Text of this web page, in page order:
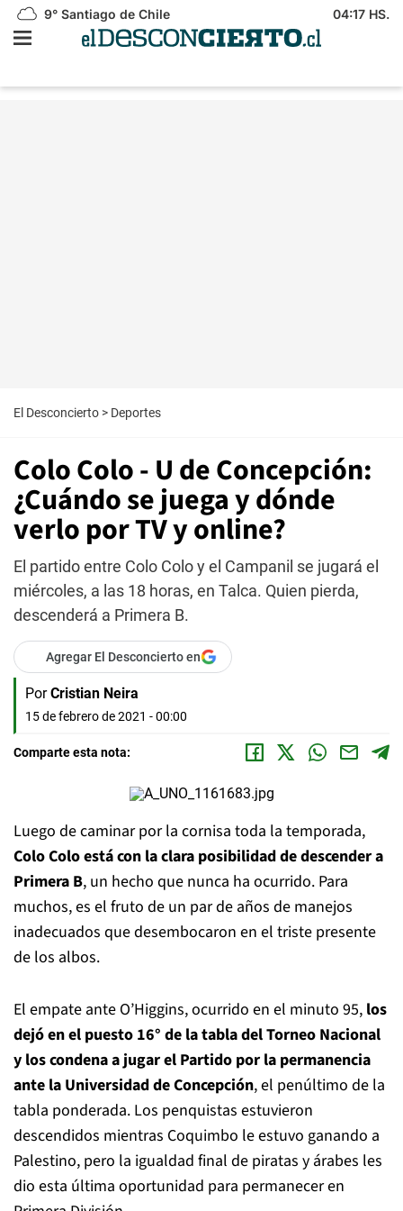
9° Santiago de Chile 04:17 HS.
El Desconcierto > Deportes
Colo Colo - U de Concepción:
¿Cuándo se juega y dónde
verlo por TV y online?
El partido entre Colo Colo y el Campanil se jugará el
miércoles, a las 18 horas, en Talca. Quien pierda,
descenderá a Primera B.
Agregar El Desconcierto en
Por Cristian Neira
15 de febrero de 2021 - 00:00
Comparte esta nota:
Luego de caminar por la cornisa toda la temporada,
Colo Colo está con la clara posibilidad de descender a
Primera B, un hecho que nunca ha ocurrido. Para
muchos, es el fruto de un par de años de manejos
inadecuados que desembocaron en el triste presente
de los albos.
El empate ante O’Higgins, ocurrido en el minuto 95, los
dejó en el puesto 16° de la tabla del Torneo Nacional
y los condena a jugar el Partido por la permanencia
ante la Universidad de Concepción, el penúltimo de la
tabla ponderada. Los penquistas estuvieron
descendidos mientras Coquimbo le estuvo ganando a
Palestino, pero la igualdad final de piratas y árabes les
dio esta última oportunidad para permanecer en